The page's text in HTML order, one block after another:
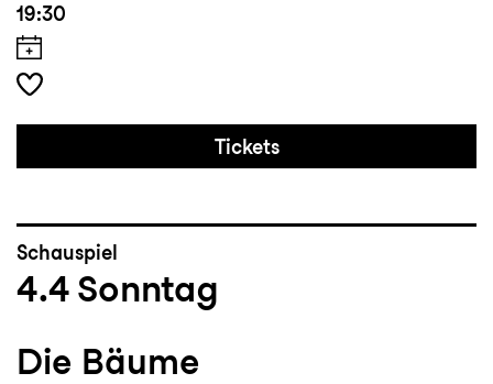
19:30
Tickets
Schauspiel
4.4 Sonntag
Die Bäume